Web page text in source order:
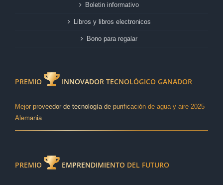
Boletin informativo
Libros y libros electronicos
Bono para regalar
PREMIO INNOVADOR TECNOLÓGICO GANADOR
Mejor proveedor de tecnología de purificación de agua y aire 2025
Alemania
PREMIO EMPRENDIMIENTO DEL FUTURO